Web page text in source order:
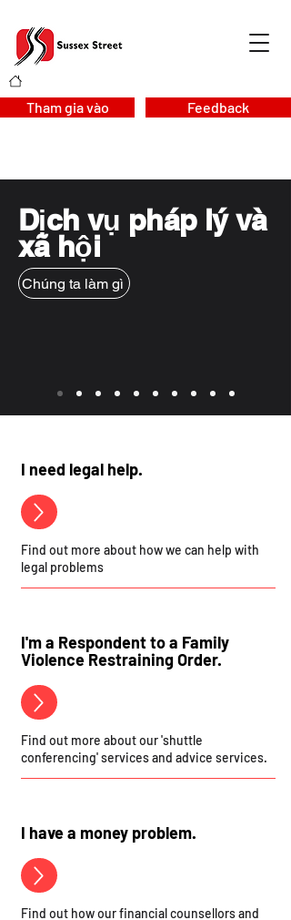
Tham gia vào Feedback
Dịch vụ pháp lý và
xã hội
Chúng ta làm gì
I need legal help.
Find out more about how we can help with
legal problems
I'm a Respondent to a Family
Violence Restraining Order.
Find out more about our 'shuttle
conferencing' services and advice services.
I have a money problem.
Find out how our financial counsellors and